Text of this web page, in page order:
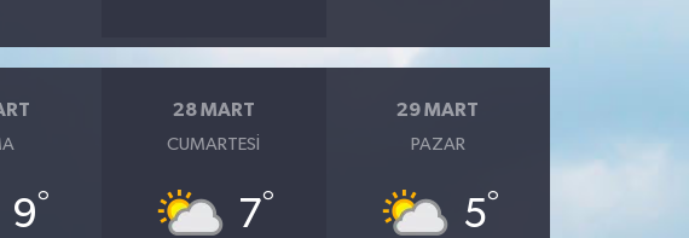
9°
28 MART
CUMARTESI
7°
29 MART
PAZAR
5°